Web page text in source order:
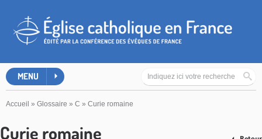
MENU
Accueil » Glossaire » C » Curie romaine
Curie romaine